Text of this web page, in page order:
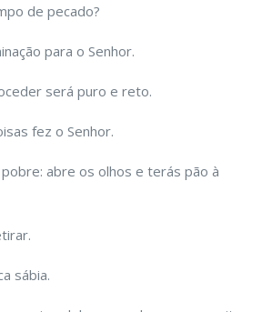
de pecado?
para o Senhor.
será puro e reto.
fez o Senhor.
abre os olhos e terás pão à
sábia.